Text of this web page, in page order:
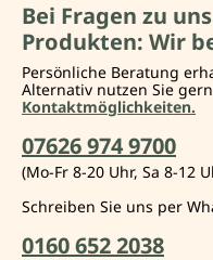
Bei Fragen zu
Produkten: Wir
Persönliche Beratung
Alternativ nutzen Sie
Kontaktmöglichkeiten.
07626 974 9700
(Mo-Fr 8-20 Uhr, Sa 8-12
Schreiben Sie uns per
0160 652 2038